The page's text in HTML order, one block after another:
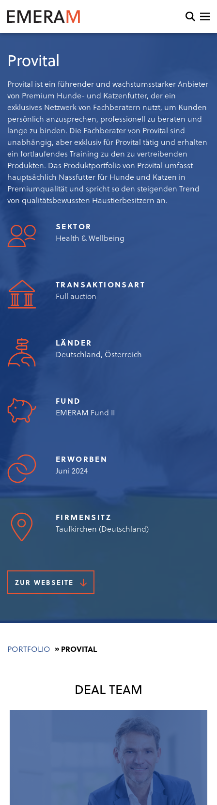
zum
Open
search
Provital
Provital ist ein führender und wachstumsstarker Anbieter
von Premium Hunde- und Katzenfutter, der ein
exklusives Netzwerk von Fachberatern nutzt, um Kunden
persönlich anzusprechen, professionell zu beraten und
lange zu binden. Die Fachberater von Provital sind
unabhängig, aber exklusiv für Provital tätig und erhalten
ein fortlaufendes Training zu den zu vertreibenden
Produkten. Das Produktportfolio von Provital umfasst
hauptsächlich Nassfutter für Hunde und Katzen in
Premiumqualität und spricht so den steigenden Trend
von qualitätsbewussten Haustierbesitzern an.
SEKTOR
Health & Wellbeing
TRANSAKTIONSART
Full auction
LÄNDER
Deutschland, Österreich
FUND
EMERAM Fund II
ERWORBEN
Juni 2024
FIRMENSITZ
Taufkirchen (Deutschland)
ZUR WEBSEITE
Pfadnavigation
PORTFOLIO PROVITAL
DEAL TEAM